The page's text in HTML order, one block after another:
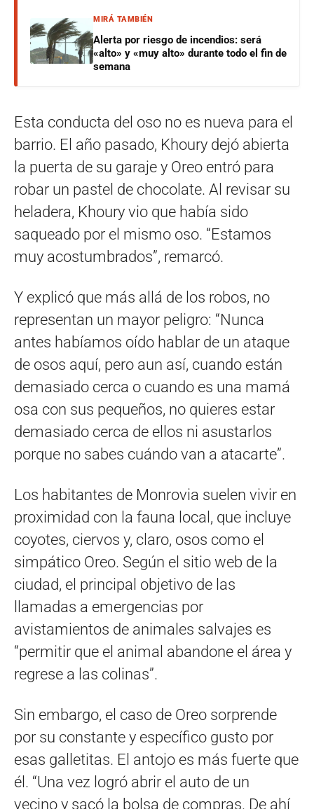
MIRÁ TAMBIÉN
Alerta por riesgo de incendios: será
«alto» y «muy alto» durante todo el fin de
semana
Esta conducta del oso no es nueva para el
barrio. El año pasado, Khoury dejó abierta
la puerta de su garaje y Oreo entró para
robar un pastel de chocolate. Al revisar su
heladera, Khoury vio que había sido
saqueado por el mismo oso. “Estamos
muy acostumbrados”, remarcó.
Y explicó que más allá de los robos, no
representan un mayor peligro: “Nunca
antes habíamos oído hablar de un ataque
de osos aquí, pero aun así, cuando están
demasiado cerca o cuando es una mamá
osa con sus pequeños, no quieres estar
demasiado cerca de ellos ni asustarlos
porque no sabes cuándo van a atacarte”.
Los habitantes de Monrovia suelen vivir en
proximidad con la fauna local, que incluye
coyotes, ciervos y, claro, osos como el
simpático Oreo. Según el sitio web de la
ciudad, el principal objetivo de las
llamadas a emergencias por
avistamientos de animales salvajes es
“permitir que el animal abandone el área y
regrese a las colinas”.
Sin embargo, el caso de Oreo sorprende
por su constante y específico gusto por
esas galletitas. El antojo es más fuerte que
él. “Una vez logró abrir el auto de un
vecino y sacó la bolsa de compras. De ahí